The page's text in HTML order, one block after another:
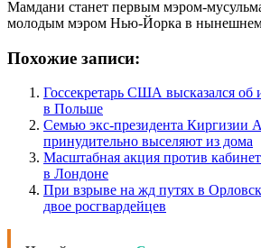
Мамдани станет первым мэром-
молодым мэром Нью-Йорка в нынешнем
Похожие записи:
Госсекретарь США высказался об
в Польше
Семью экс-президента Киргизии
принудительно выселяют из дома
Масштабная акция против
в Лондоне
При взрыве на жд путях в
двое росгвардейцев